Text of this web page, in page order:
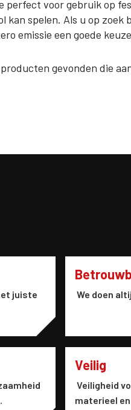
perfect voor gebruik op
kan spelen. Als u op
emissie een goede
producten gevonden die
juiste
We doen
Veilig
Veiligheid
materieel